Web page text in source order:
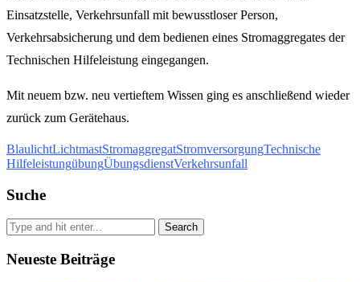
Einsatzstelle, Verkehrsunfall mit bewusstloser Person,
Verkehrsabsicherung und dem bedienen eines Stromaggregates der
Technischen Hilfeleistung eingegangen.
Mit neuem bzw. neu vertieftem Wissen ging es anschließend wieder
zurück zum Gerätehaus.
BlaulichtLichtmastStromaggregatStromversorgungTechnische
HilfeleistungübungÜbungsdienstVerkehrsunfall
Suche
Search
Neueste Beiträge